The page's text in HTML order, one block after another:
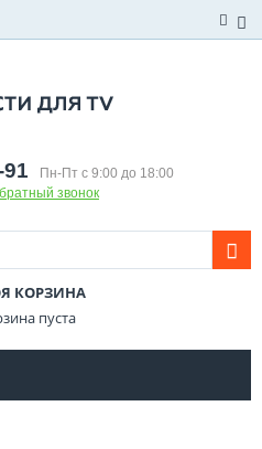
Пн-Пт с 9:00 до 18:00
звонок
КОРЗИНА
пуста